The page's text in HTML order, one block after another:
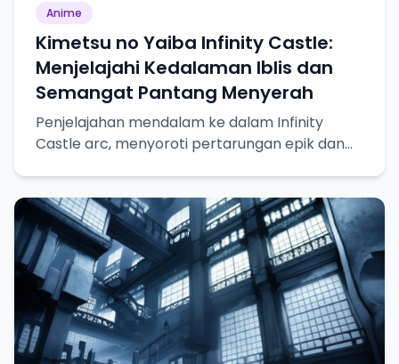
Anime
Kimetsu no Yaiba Infinity Castle:
Menjelajahi Kedalaman Iblis dan
Semangat Pantang Menyerah
Penjelajahan mendalam ke dalam Infinity
Castle arc, menyoroti pertarungan epik dan